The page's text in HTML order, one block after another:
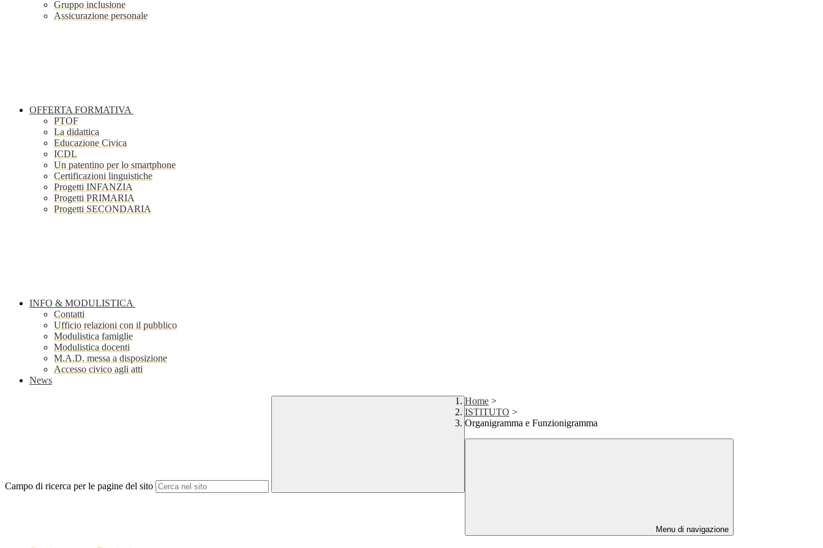
Gruppo inclusione
Assicurazione personale
OFFERTA FORMATIVA
PTOF
La didattica
Educazione Civica
ICDL
Un patentino per lo smartphone
Certificazioni linguistiche
Progetti INFANZIA
Progetti PRIMARIA
Progetti SECONDARIA
INFO & MODULISTICA
Contatti
Ufficio relazioni con il pubblico
Modulistica famiglie
Modulistica docenti
M.A.D. messa a disposizione
Accesso civico agli atti
News
Campo di ricerca per le pagine del sito
Home >
ISTITUTO >
Organigramma e Funzionigramma
Menu di navigazione